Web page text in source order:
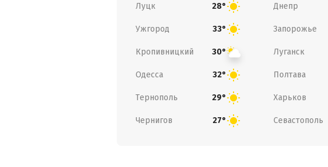
Луцк 28° Днепр
Ужгород 33° Запорожье
Кропивницкий 30° Луганск
Одесса 32° Полтава
Тернополь 29° Харьков
Чернигов 27° Севастополь